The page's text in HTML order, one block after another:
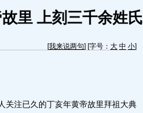
里 上刻三千余姓氏
[我来说两句] [字号： 大 中 小]
注已久的丁亥年黄帝故里拜祖大典